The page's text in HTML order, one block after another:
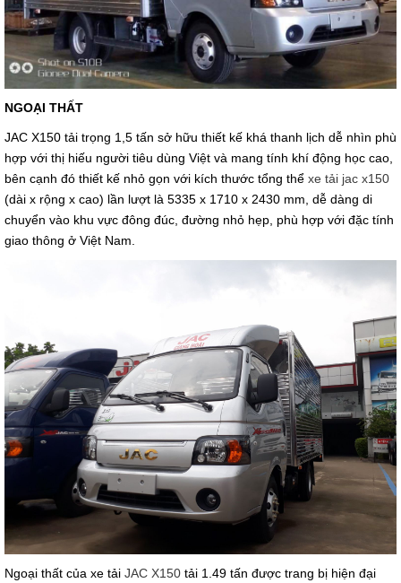
NGOẠI THẤT
JAC X150 tải trọng 1,5 tấn sở hữu thiết kế khá thanh lịch dễ nhìn phù
hợp với thị hiếu người tiêu dùng Việt và mang tính khí động học cao,
bên cạnh đó thiết kế nhỏ gọn với kích thước tổng thể xe tải jac x150
(dài x rộng x cao) lần lượt là 5335 x 1710 x 2430 mm, dễ dàng di
chuyển vào khu vực đông đúc, đường nhỏ hẹp, phù hợp với đặc tính
giao thông ở Việt Nam.
Ngoại thất của xe tải JAC X150 tải 1.49 tấn được trang bị hiện đại